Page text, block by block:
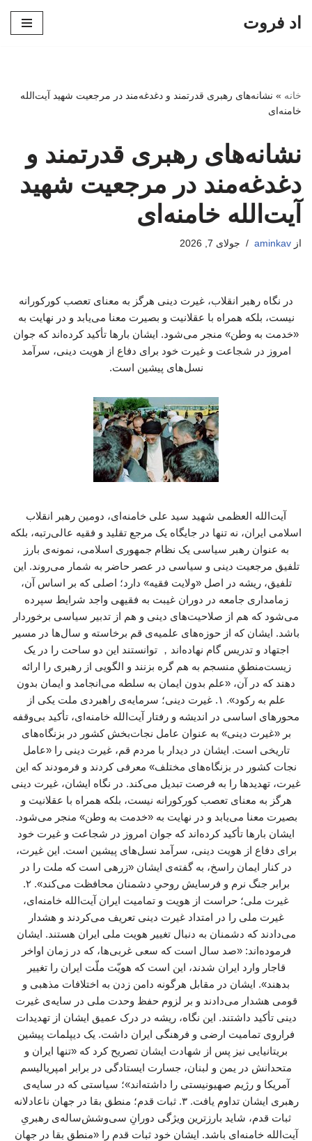
اد فروت
خانه » نشانه‌های رهبری قدرتمند و دغدغه‌مند در مرجعیت شهید آیت‌الله
خامنه‌ای
نشانه‌های رهبری قدرتمند و
دغدغه‌مند در مرجعیت شهید
آیت‌الله خامنه‌ای
از aminkav جولای 7, 2026
در نگاه رهبر انقلاب، غیرت دینی هرگز به معنای تعصب کورکورانه
نیست، بلکه همراه با عقلانیت و بصیرت معنا می‌یابد و در نهایت به
«خدمت به وطن» منجر می‌شود. ایشان بارها تأکید کرده‌اند که جوان
امروز در شجاعت و غیرت خود برای دفاع از هویت دینی، سرآمد
نسل‌های پیشین است.
آیت‌الله العظمی شهید سید علی خامنه‌ای، دومین رهبر انقلاب
اسلامی ایران، نه تنها در جایگاه یک مرجع تقلید و فقیه عالی‌رتبه، بلکه
به عنوان رهبر سیاسی یک نظام جمهوری اسلامی، نمونه‌ی بارز
تلفیق مرجعیت دینی و سیاسی در عصر حاضر به شمار می‌روند. این
تلفیق، ریشه در اصل «ولایت فقیه» دارد؛ اصلی که بر اساس آن،
زمامداری جامعه در دوران غیبت به فقیهی واجد شرایط سپرده
می‌شود که هم از صلاحیت‌های دینی و هم از تدبیر سیاسی برخوردار
باشد. ایشان که از حوزه‌های علمیه‌ی قم برخاسته و سال‌ها در مسیر
اجتهاد و تدریس گام نهاده‌اند， توانستند این دو ساحت را در یک
زیست‌منطقِ منسجم به هم گره بزنند و الگویی از رهبری را ارائه
دهند که در آن، «علم بدون ایمان به سلطه می‌انجامد و ایمان بدون
علم به رکود». ۱. غیرت دینی؛ سرمایه‌ی راهبردی ملت یکی از
محورهای اساسی در اندیشه و رفتار آیت‌الله خامنه‌ای، تأکید بی‌وقفه
بر «غیرت دینی» به عنوان عامل نجات‌بخش کشور در بزنگاه‌های
تاریخی است. ایشان در دیدار با مردم قم، غیرت دینی را «عامل
نجات کشور در بزنگاه‌های مختلف» معرفی کردند و فرمودند که این
غیرت، تهدیدها را به فرصت تبدیل می‌کند. در نگاه ایشان، غیرت دینی
هرگز به معنای تعصب کورکورانه نیست، بلکه همراه با عقلانیت و
بصیرت معنا می‌یابد و در نهایت به «خدمت به وطن» منجر می‌شود.
ایشان بارها تأکید کرده‌اند که جوان امروز در شجاعت و غیرت خود
برای دفاع از هویت دینی، سرآمد نسل‌های پیشین است. این غیرت،
در کنار ایمان راسخ، به گفته‌ی ایشان «زرهی است که ملت را در
برابر جنگ نرم و فرسایش روحیِ دشمنان محافظت می‌کند». ۲.
غیرت ملی؛ حراست از هویت و تمامیت ایران آیت‌الله خامنه‌ای،
غیرت ملی را در امتداد غیرت دینی تعریف می‌کردند و هشدار
می‌دادند که دشمنان به دنبال تغییر هویت ملی ایران هستند. ایشان
فرموده‌اند: «صد سال است که سعی غربی‌ها، که در زمان اواخر
قاجار وارد ایران شدند، این است که هویّت ملّت ایران را تغییر
بدهند». ایشان در مقابل هرگونه دامن زدن به اختلافات مذهبی و
قومی هشدار می‌دادند و بر لزوم حفظ وحدت ملی در سایه‌ی غیرت
دینی تأکید داشتند. این نگاه، ریشه در درک عمیق ایشان از تهدیدات
فراروی تمامیت ارضی و فرهنگی ایران داشت. یک دیپلمات پیشین
بریتانیایی نیز پس از شهادت ایشان تصریح کرد که «تنها ایران و
متحدانش در یمن و لبنان، جسارت ایستادگی در برابر امپریالیسم
آمریکا و رژیم صهیونیستی را داشته‌اند»؛ سیاستی که در سایه‌ی
رهبری ایشان تداوم یافت. ۳. ثبات قدم؛ منطق بقا در جهان ناعادلانه
ثبات قدم، شاید بارزترین ویژگی دورانِ سی‌وشش‌ساله‌ی رهبریِ
آیت‌الله خامنه‌ای باشد. ایشان خود ثبات قدم را «منطق بقا در جهان